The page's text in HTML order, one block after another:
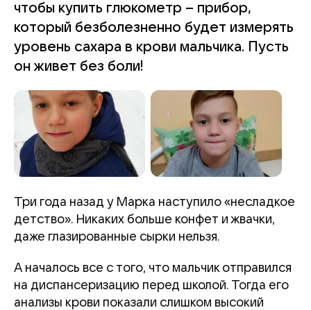
чтобы купить глюкометр – прибор,
который безболезненно будет измерять
уровень сахара в крови мальчика. Пусть
он живет без боли!
Три года назад у Марка наступило «несладкое
детство». Никаких больше конфет и жвачки,
даже глазированные сырки нельзя.
А началось все с того, что мальчик отправился
на диспансеризацию перед школой. Тогда его
анализы крови показали слишком высокий